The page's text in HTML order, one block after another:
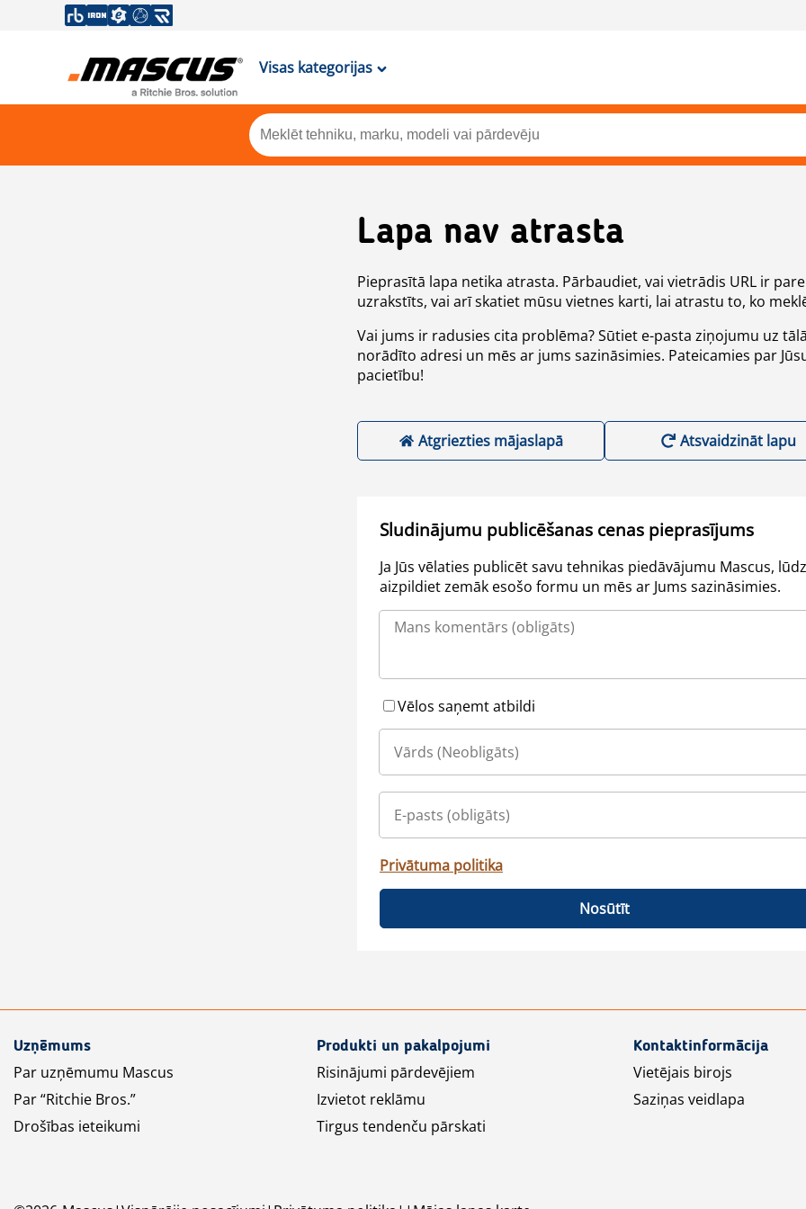
Visas kategorijas
Lapa nav atrasta
Pieprasītā lapa netika atrasta. Pārbaudiet, vai vietrādis URL ir
uzrakstīts, vai arī skatiet mūsu vietnes karti, lai atrastu to, ko
Vai jums ir radusies cita problēma? Sūtiet e-pasta ziņojumu uz
norādīto adresi un mēs ar jums sazināsimies. Pateicamies par
pacietību!
Atgriezties mājaslapā Atsvaidzināt lapu
Sludinājumu publicēšanas cenas pieprasījums
Ja Jūs vēlaties publicēt savu tehnikas piedāvājumu Mascus,
aizpildiet zemāk esošo formu un mēs ar Jums sazināsimies.
Vēlos saņemt atbildi
Privātuma politika
Nosūtīt
Uzņēmums
Par uzņēmumu Mascus
Par “Ritchie Bros.”
Drošības ieteikumi
Produkti un pakalpojumi
Risinājumi pārdevējiem
Izvietot reklāmu
Tirgus tendenču pārskati
Kontaktinformācija
Vietējais birojs
Saziņas veidlapa